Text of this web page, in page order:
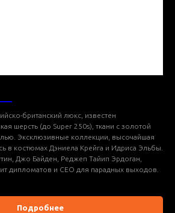
британский люкс, известен
шерсть (до Super 250s), ткани с золотой
Эксклюзивные коллекции, высочайшая
в костюмах Дэниела Крейга и Идриса Эльбы.
Джо Байден, Реджеп Тайип Эрдоган,
дипломатов и CEO для парадных выходов.
Подробнее